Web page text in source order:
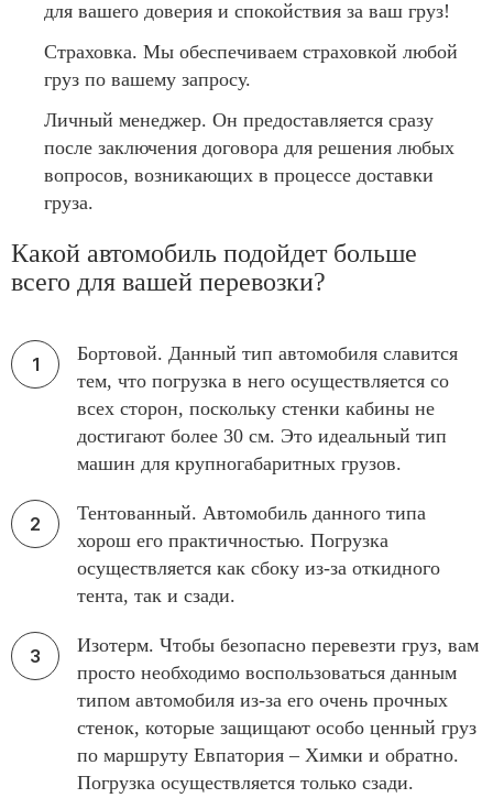
для вашего доверия и спокойствия за ваш груз!
Страховка. Мы обеспечиваем страховкой любой
груз по вашему запросу.
Личный менеджер. Он предоставляется сразу
после заключения договора для решения любых
вопросов, возникающих в процессе доставки
груза.
Какой автомобиль подойдет больше
всего для вашей перевозки?
Бортовой. Данный тип автомобиля славится
тем, что погрузка в него осуществляется со
всех сторон, поскольку стенки кабины не
достигают более 30 см. Это идеальный тип
машин для крупногабаритных грузов.
Тентованный. Автомобиль данного типа
хорош его практичностью. Погрузка
осуществляется как сбоку из-за откидного
тента, так и сзади.
Изотерм. Чтобы безопасно перевезти груз, вам
просто необходимо воспользоваться данным
типом автомобиля из-за его очень прочных
стенок, которые защищают особо ценный груз
по маршруту Евпатория – Химки и обратно.
Погрузка осуществляется только сзади.